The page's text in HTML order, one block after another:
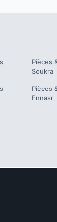
Pièces
Soukra
Pièces
Ennasr